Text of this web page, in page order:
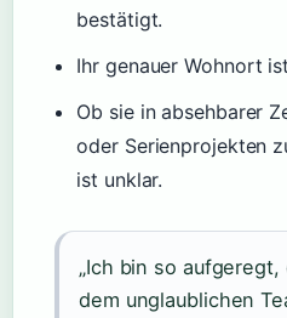
bestätigt.
Ihr genauer Wohnort
Ob sie in absehbarer
oder Serienprojekten
ist unklar.
„Ich bin so
dem unglaublichen